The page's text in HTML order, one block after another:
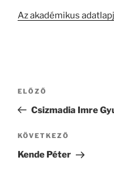
Az akadémikus
Bejegyzés
Korábbi
bejegyzés
ELŐZŐ
Csizmadia Imre
Következő
bejegyzés
KÖVETKEZŐ
Kende Péter